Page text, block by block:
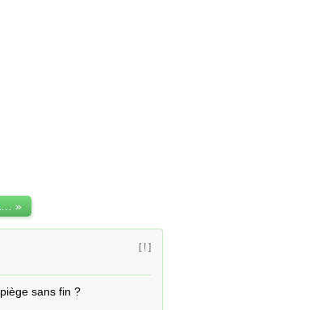
exposé colonisation d'un piège sans fin »
[ ! ]
sans fin ?